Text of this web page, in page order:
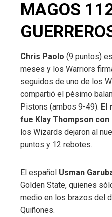
MAGOS
Chris Paolo (9 puntos)
meses y los Warriors
seguidos de uno de los
compartió el pésimo
Pistons (ambos 9-49). El
fue Klay Thompson con
los Wizards dejaron al
puntos y 12 rebotes.
El español Usman
Golden State, quienes
medio en los brazos del
Quiñones.